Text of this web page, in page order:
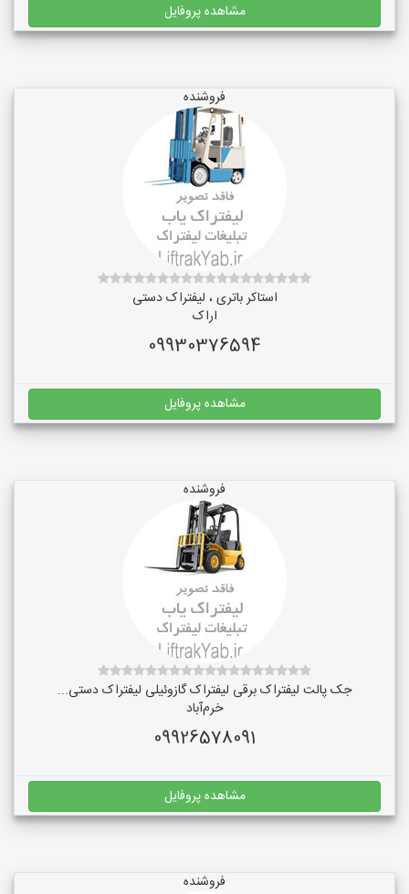
مشاهده پروفایل
فروشنده
استاکر باتری ، لیفتراک دستی
اراک
09930376594
مشاهده پروفایل
فروشنده
جک پالت لیفتراک برقی لیفتراک گازوئیلی لیفتراک دستی...
خرم‌آباد
09926578091
مشاهده پروفایل
فروشنده